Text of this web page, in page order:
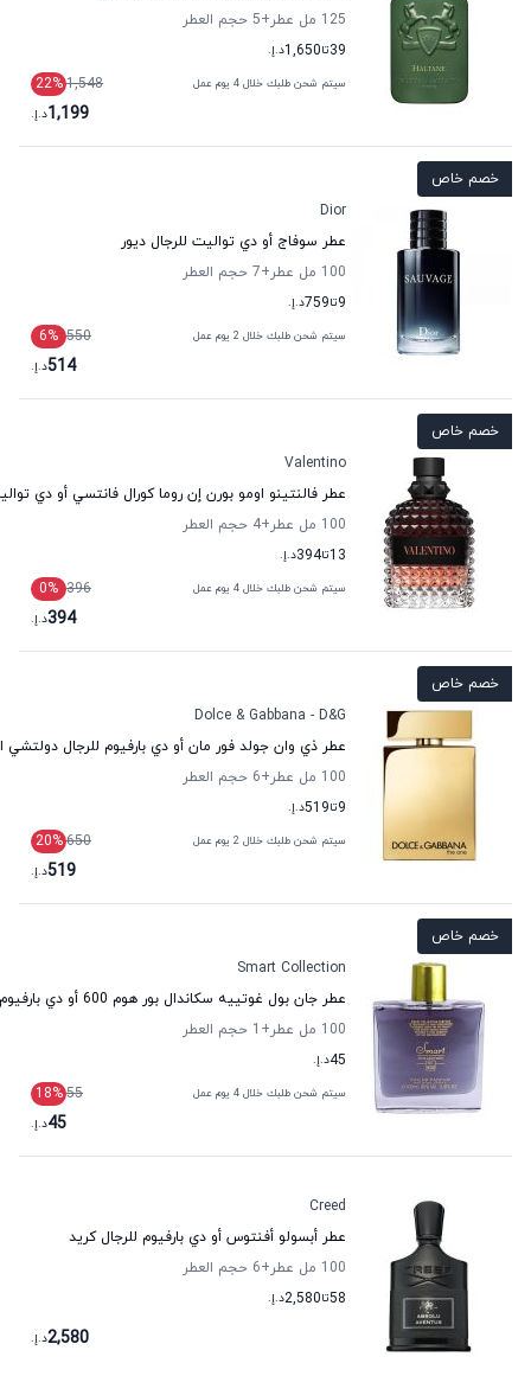
125 مل عطر
+5
حجم العطر
39تا1,650د.إ.
سيتم شحن طلبك خلال 4 يوم عمل 1,548
22%
1,199د.إ.
خصم خاص
Dior
عطر سوفاج أو دي تواليت للرجال ديور
100 مل عطر
+7
حجم العطر
9تا759د.إ.
سيتم شحن طلبك خلال 2 يوم عمل 550
6%
514د.إ.
خصم خاص
Valentino
عطر فالنتينو اومو بورن إن روما كورال فانتسي أو دي
100 مل عطر
+4
حجم العطر
13تا394د.إ.
سيتم شحن طلبك خلال 4 يوم عمل 396
0%
394د.إ.
خصم خاص
Dolce & Gabbana - D&G
عطر ذي وان جولد فور مان أو دي بارفيوم للرجال دولتشي
100 مل عطر
+6
حجم العطر
9تا519د.إ.
سيتم شحن طلبك خلال 2 يوم عمل 650
20%
519د.إ.
خصم خاص
Smart Collection
عطر جان بول غوتييه سكاندال بور هوم 600 أو دي بارفيوم للرجال سمارت كولكشن
100 مل عطر
+1
حجم العطر
45د.إ.
سيتم شحن طلبك خلال 4 يوم عمل 55
18%
45د.إ.
Creed
عطر أبسولو أفنتوس أو دي بارفيوم للرجال كريد
100 مل عطر
+6
حجم العطر
58تا2,580د.إ.
2,580د.إ.